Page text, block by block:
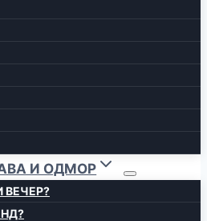
И ОДМОР
ВЕЧЕР?